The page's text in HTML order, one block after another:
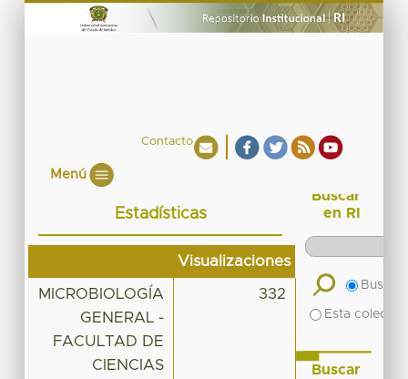
Contacto
Menú
Estadísticas
Visualizaciones
MICROBIOLOGÍA
GENERAL -
FACULTAD DE
CIENCIAS
332
Buscar
en RI
Buscar
Esta
Buscar